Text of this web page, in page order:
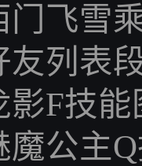
雪乘
表段
技能
主Q